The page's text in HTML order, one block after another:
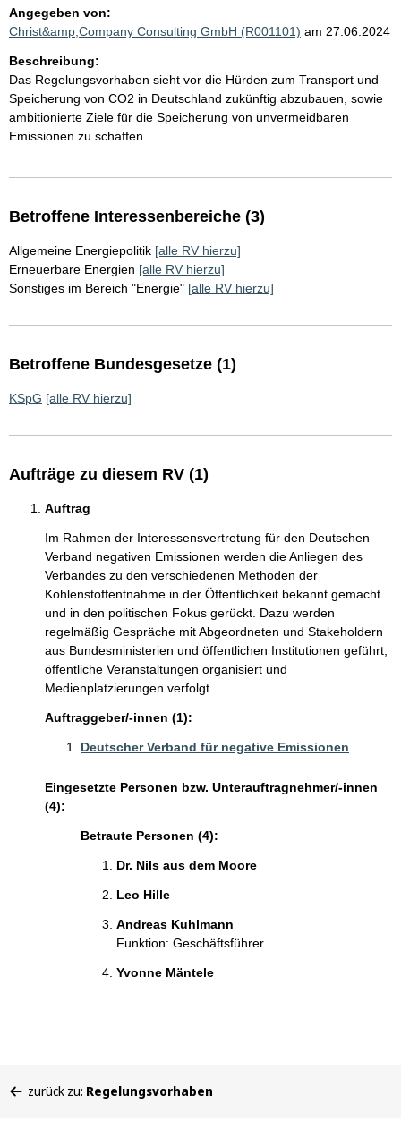
Angegeben von:
Christ&amp;Company Consulting GmbH (R001101) am 27.06.2024
Beschreibung:
Das Regelungsvorhaben sieht vor die Hürden zum Transport und
Speicherung von CO2 in Deutschland zukünftig abzubauen, sowie
ambitionierte Ziele für die Speicherung von unvermeidbaren
Emissionen zu schaffen.
Betroffene Interessenbereiche (3)
Allgemeine Energiepolitik [alle RV hierzu]
Erneuerbare Energien [alle RV hierzu]
Sonstiges im Bereich "Energie" [alle RV hierzu]
Betroffene Bundesgesetze (1)
KSpG [alle RV hierzu]
Aufträge zu diesem RV (1)
Auftrag
Im Rahmen der Interessensvertretung für den Deutschen
Verband negativen Emissionen werden die Anliegen des
Verbandes zu den verschiedenen Methoden der
Kohlenstoffentnahme in der Öffentlichkeit bekannt gemacht
und in den politischen Fokus gerückt. Dazu werden
regelmäßig Gespräche mit Abgeordneten und Stakeholdern
aus Bundesministerien und öffentlichen Institutionen geführt,
öffentliche Veranstaltungen organisiert und
Medienplatzierungen verfolgt.
Auftraggeber/-innen (1):
Deutscher Verband für negative Emissionen
Eingesetzte Personen bzw. Unterauftragnehmer/-innen
(4):
Betraute Personen (4):
Dr. Nils aus dem Moore
Leo Hille
Andreas Kuhlmann
Funktion: Geschäftsführer
Yvonne Mäntele
befinden
zurück zu: Regelungsvorhaben